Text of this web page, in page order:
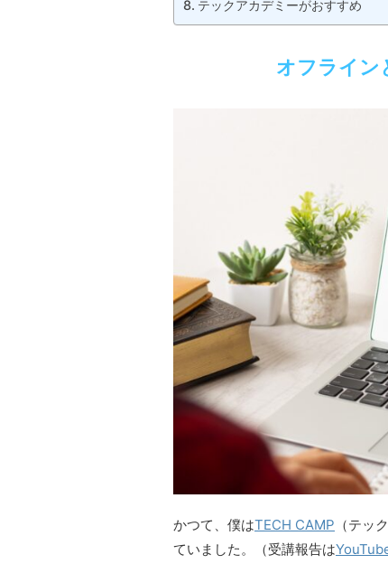
テックアカデミーがおすすめ
オフライン
かつて、僕はTECH CAMP （テッ
ていました。（受講報告は